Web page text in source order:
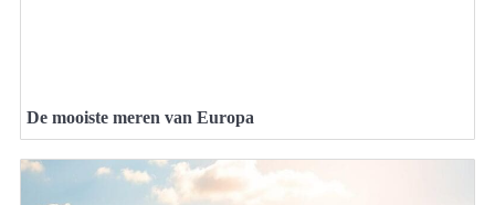
De mooiste meren van Europa